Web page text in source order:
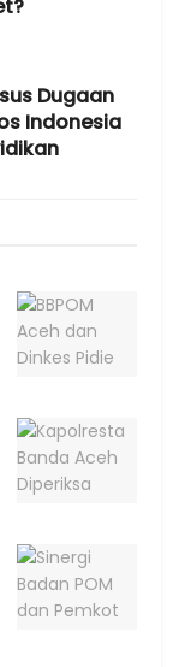
Dugaan
Indonesia